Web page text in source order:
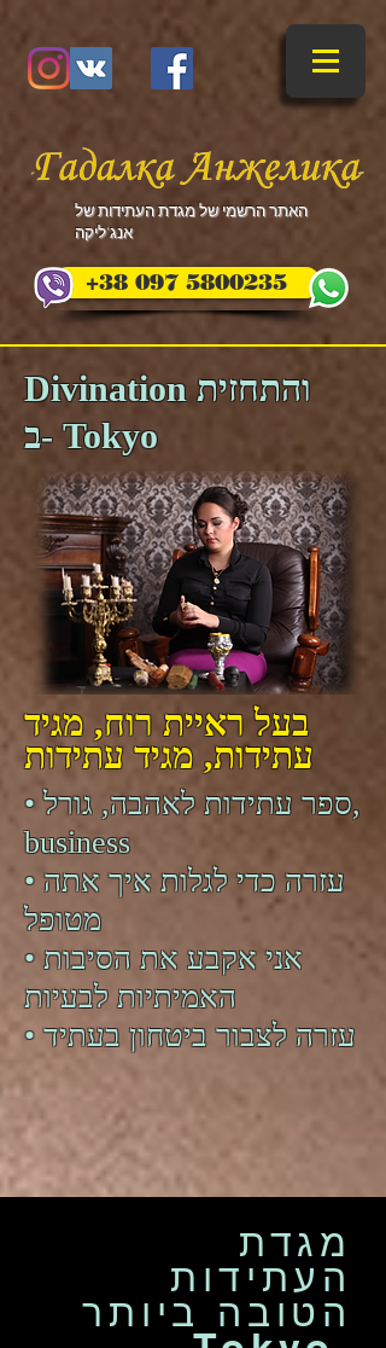
+38 097 5800235
​האתר הרשמי של מגדת העתידות של
אנג'ליקה
Divination והתחזית
ב- Tokyo
בעל ראיית רוח, מגיד
עתידות, מגיד עתידות
• ספר עתידות לאהבה, גורל,
business
• עזרה כדי לגלות איך אתה
• אני אקבע את הסיבות
• עזרה לצבור ביטחון בעתיד
מגדת
העתידות
הטובה ביותר